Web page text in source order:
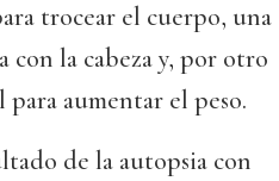
trocear el cuerpo, una
la cabeza y, por otro
para aumentar el peso.
de la autopsia con